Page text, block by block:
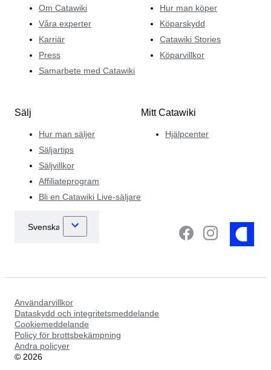
Om Catawiki
Våra experter
Karriär
Press
Samarbete med Catawiki
Hur man köper
Köparskydd
Catawiki Stories
Köparvillkor
Sälj
Hur man säljer
Säljartips
Säljvillkor
Affiliateprogram
Bli en Catawiki Live-säljare
Mitt Catawiki
Hjälpcenter
Användarvillkor
Dataskydd och integritetsmeddelande
Cookiemeddelande
Policy för brottsbekämpning
Andra policyer
© 2026